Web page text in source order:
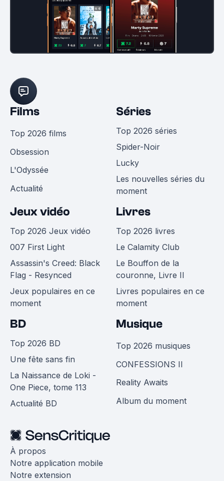
Films
Top 2026 films
Obsession
L'Odyssée
Actualité
Séries
Top 2026 séries
Spider-Noir
Lucky
Les nouvelles séries du
moment
Jeux vidéo
Top 2026 Jeux vidéo
007 First Light
Assassin's Creed: Black
Flag - Resynced
Jeux populaires en ce
moment
Livres
Top 2026 livres
Le Calamity Club
Le Bouffon de la
couronne, Livre II
Livres populaires en ce
moment
BD
Top 2026 BD
Une fête sans fin
La Naissance de Loki -
One Piece, tome 113
Actualité BD
Musique
Top 2026 musiques
CONFESSIONS II
Reality Awaits
Album du moment
À propos
Notre application mobile
Notre extension